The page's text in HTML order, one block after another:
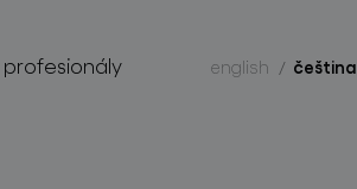
english čeština